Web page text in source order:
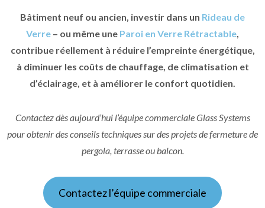
Bâtiment neuf ou ancien, investir dans un Rideau de
Verre – ou même une Paroi en Verre Rétractable,
contribue réellement à réduire l’empreinte énergétique,
à diminuer les coûts de chauffage, de climatisation et
d’éclairage, et à améliorer le confort quotidien.
Contactez dès aujourd’hui l’équipe commerciale Glass Systems
pour obtenir des conseils techniques sur des projets de fermeture de
pergola, terrasse ou balcon.
Contactez l’équipe commerciale